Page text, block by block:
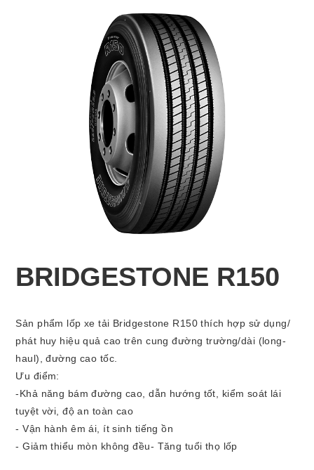
BRIDGESTONE R150
Sản phẩm lốp xe tải Bridgestone R150 thích hợp sử dụng/
phát huy hiệu quả cao trên cung đường trường/dài (long-
haul), đường cao tốc.
Ưu điểm:
-Khả năng bám đường cao, dẫn hướng tốt, kiểm soát lái
tuyệt vời, độ an toàn cao
- Vận hành êm ái, ít sinh tiếng ồn
- Giảm thiểu mòn không đều- Tăng tuổi thọ lốp